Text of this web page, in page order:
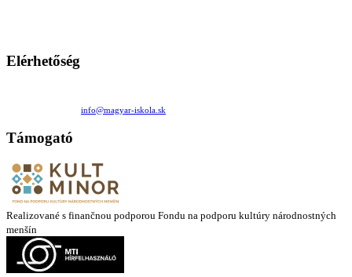
Elérhetőség
info@magyar-iskola.sk
Támogató
Realizované s finančnou podporou Fondu na podporu kultúry národnostných
menšín